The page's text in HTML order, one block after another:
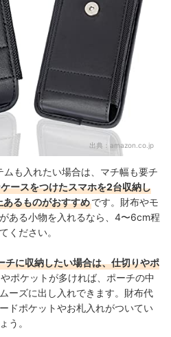
出典： amazon.co.jp
も入れたい場合は、マチ幅も要チ
ースをつけたスマホを2台収納し
るものがおすすめです。財布やモ
ある小物を入れるなら、4〜6cm程
ください。
チに収納したい場合は、仕切りやポ
ポケットが多ければ、ポーチの中
ーズに出し入れできます。財布代
ドポケットやお札入れがついてい
う。